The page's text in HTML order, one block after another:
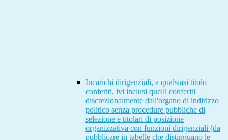
Incarichi dirigenziali, a qualsiasi titolo
conferiti, ivi inclusi quelli conferiti
discrezionalmente dall'organo di indirizzo
politico senza procedure pubbliche di
selezione e titolari di posizione
organizzativa con funzioni dirigenziali (da
pubblicare in tabelle che distinguano le